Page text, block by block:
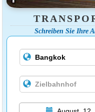
Schreiben Sie Ihre